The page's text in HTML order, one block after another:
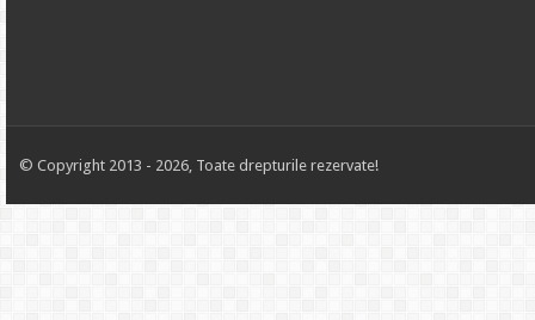
© Copyright 2013 - 2026, Toate drepturile rezervate!